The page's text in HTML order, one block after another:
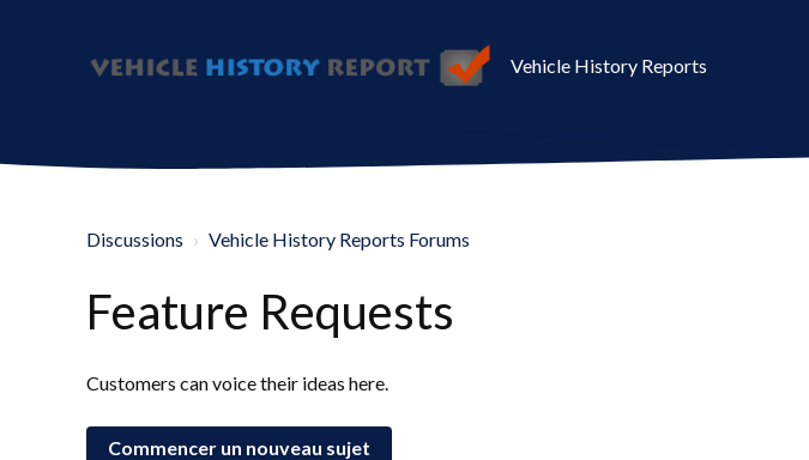
Vehicle History Reports
Discussions Vehicle History Reports Forums
Feature Requests
Customers can voice their ideas here.
Commencer un nouveau sujet